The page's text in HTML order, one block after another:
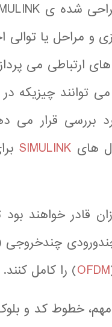
و مراحل یا توالی
ارتباطی می
توانند چیزیکه
بررسی قرار
SIMULINK
قادر خواهند
چندخروجی
OFDM) را کامل کنند.
مهم، خطوط کد و